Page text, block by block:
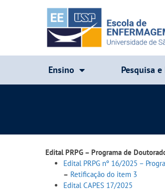
Ensino Pesquisa
Edital PRPG – Programa de
Edital PRPG nº 16/2025 –
– Retificação do item 3
Edital CAPES 17/2025